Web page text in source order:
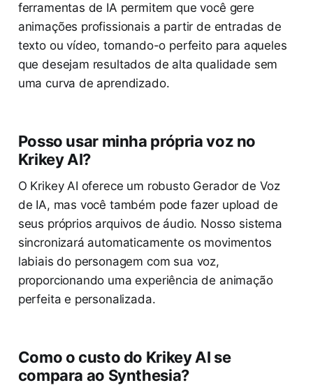
ferramentas de IA permitem que você gere
animações profissionais a partir de entradas de
texto ou vídeo, tornando-o perfeito para aqueles
que desejam resultados de alta qualidade sem
uma curva de aprendizado.
Posso usar minha própria voz no
Krikey AI?
O Krikey AI oferece um robusto Gerador de Voz
de IA, mas você também pode fazer upload de
seus próprios arquivos de áudio. Nosso sistema
sincronizará automaticamente os movimentos
labiais do personagem com sua voz,
proporcionando uma experiência de animação
perfeita e personalizada.
Como o custo do Krikey AI se
compara ao Synthesia?